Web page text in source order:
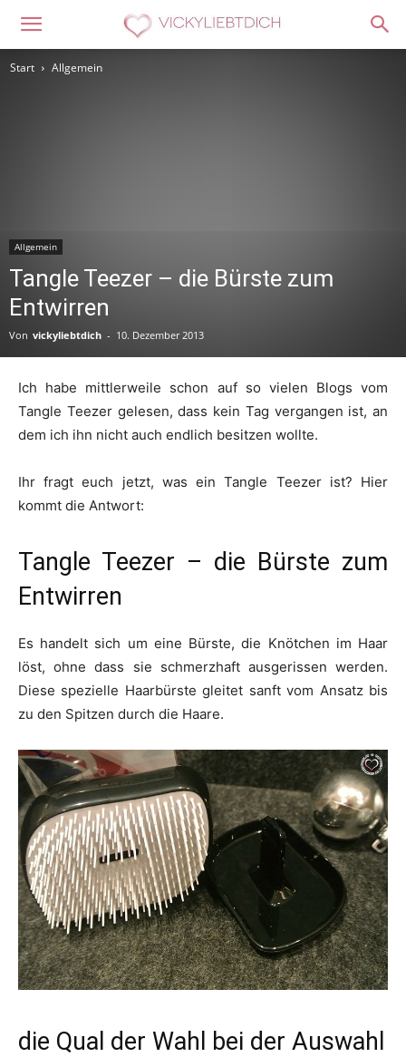
Start Allgemein
Allgemein
Tangle Teezer – die Bürste zum
Entwirren
Von vickyliebtdich - 10. Dezember 2013
Ich habe mittlerweile schon auf so vielen Blogs vom
Tangle Teezer gelesen, dass kein Tag vergangen ist, an
dem ich ihn nicht auch endlich besitzen wollte.
Ihr fragt euch jetzt, was ein Tangle Teezer ist? Hier
kommt die Antwort:
Tangle Teezer – die Bürste zum
Entwirren
Es handelt sich um eine Bürste, die Knötchen im Haar
löst, ohne dass sie schmerzhaft ausgerissen werden.
Diese spezielle Haarbürste gleitet sanft vom Ansatz bis
zu den Spitzen durch die Haare.
die Qual der Wahl bei der Auswahl